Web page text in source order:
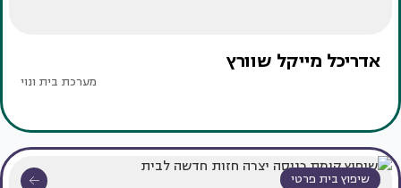
אדריכל מייקל שוורץ
מערכת בית ונוי
שיפוץ בית פרטי